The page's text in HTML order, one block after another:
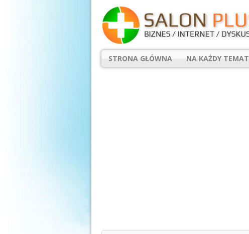
STRONA GŁÓWNA NA KAŻDY TEMAT